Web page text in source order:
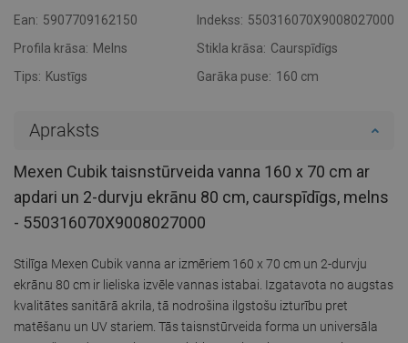
Ean: 5907709162150 Indekss: 550316070X9008027000
Profila krāsa: Melns Stikla krāsa: Caurspīdīgs
Tips: Kustīgs Garāka puse: 160 cm
Apraksts
Mexen Cubik taisnstūrveida vanna 160 x 70 cm ar
apdari un 2-durvju ekrānu 80 cm, caurspīdīgs, melns
- 550316070X9008027000
Stilīga Mexen Cubik vanna ar izmēriem 160 x 70 cm un 2-durvju
ekrānu 80 cm ir lieliska izvēle vannas istabai. Izgatavota no augstas
kvalitātes sanitārā akrila, tā nodrošina ilgstošu izturību pret
matēšanu un UV stariem. Tās taisnstūrveida forma un universāla